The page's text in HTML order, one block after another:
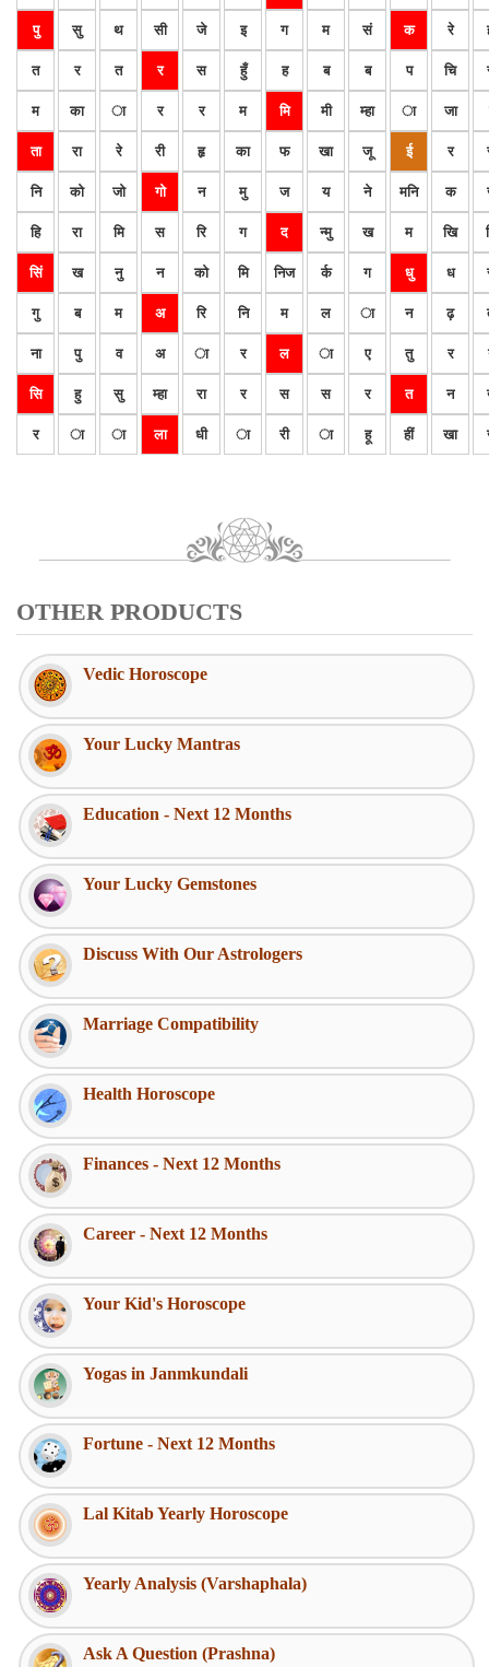
पु सु थ सी जे इ ग म सं क रे
त र त र स हुँ ह ब ब प चि
म का ा र र म मि मी म्हा ा जा
ता रा रे री हृ का फ खा जू ई र
नि को जो गो न मु ज य ने मनि क
हि रा मि स रि ग द न्मु ख म खि
सिं ख नु न को मि निज र्क ग धु ध
गु ब म अ रि नि म ल ा न ढ़
ना पु व अ ा र ल ा ए तु र
सि हु सु म्हा रा र स स र त न
र ा ा ला धी ा री ा हू हीं खा
OTHER PRODUCTS
Vedic Horoscope
Your Lucky Mantras
Education - Next 12 Months
Your Lucky Gemstones
Discuss With Our Astrologers
Marriage Compatibility
Health Horoscope
Finances - Next 12 Months
Career - Next 12 Months
Your Kid's Horoscope
Yogas in Janmkundali
Fortune - Next 12 Months
Lal Kitab Yearly Horoscope
Yearly Analysis (Varshaphala)
Ask A Question (Prashna)